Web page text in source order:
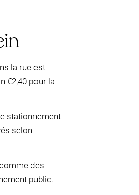
la rue est
€2,40 pour la
stationnement
selon
des
public.